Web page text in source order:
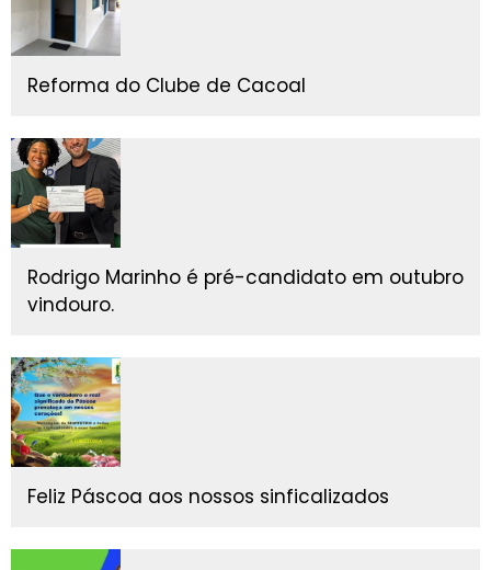
Reforma do Clube de Cacoal
Rodrigo Marinho é pré-candidato em outubro
vindouro.
Feliz Páscoa aos nossos sinficalizados